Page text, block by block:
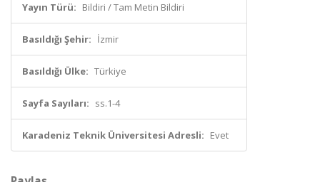
Yayın Türü: Bildiri / Tam Metin Bildiri
Basıldığı Şehir: İzmir
Basıldığı Ülke: Türkiye
Sayfa Sayıları: ss.1-4
Karadeniz Teknik Üniversitesi Adresli: Evet